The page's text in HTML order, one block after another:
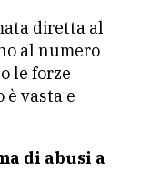
diretta al
al numero
le forze
vasta e
di abusi a